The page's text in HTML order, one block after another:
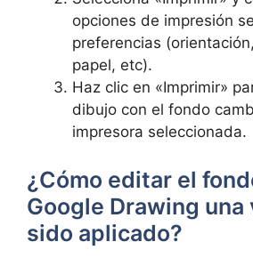
opciones ‌de impresión
‌preferencias
‍papel, etc).
Haz ‌clic⁣ en⁤ «Imprimir»
dibujo con el fondo
impresora seleccionada.
¿Cómo ⁣editar el‌
Google​ Drawing una
sido aplicado?